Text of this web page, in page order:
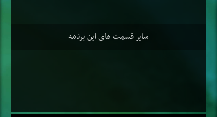
سایر قسمت های این برنامه